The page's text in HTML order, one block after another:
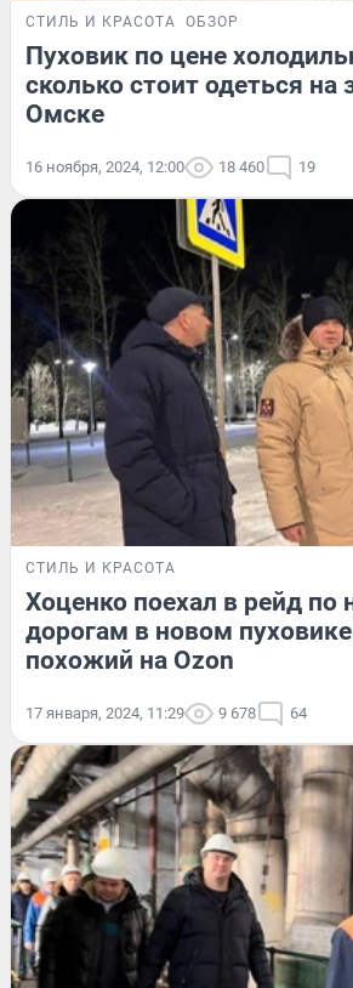
СТИЛЬ И КРАСОТА ОБЗОР
Пуховик по цене
сколько стоит одеться на
Омске
16 ноября, 2024, 12:00 18 460 19
СТИЛЬ И КРАСОТА
Хоценко поехал в рейд
дорогам в новом
похожий на Ozon
17 января, 2024, 11:29 9 678 64